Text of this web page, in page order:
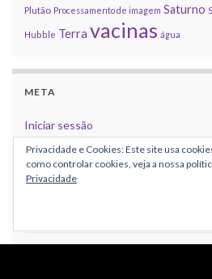
Plutão Processamento de imagem Saturno
Hubble Terra vacinas água
META
Iniciar sessão
Feed de entradas
Feed de comentários
Privacidade e Cookies: Este site usa
como controlar cookies, veja a nossa
Privacidade